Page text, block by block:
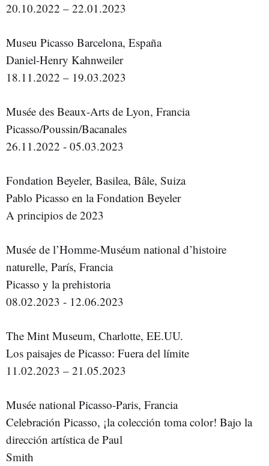
20.10.2022 – 22.01.2023
Museu Picasso Barcelona, España
Daniel-Henry Kahnweiler
18.11.2022 – 19.03.2023
Musée des Beaux-Arts de Lyon, Francia
Picasso/Poussin/Bacanales
26.11.2022 - 05.03.2023
Fondation Beyeler, Basilea, Bâle, Suiza
Pablo Picasso en la Fondation Beyeler
A principios de 2023
Musée de l’Homme-Muséum national d’histoire
naturelle, París, Francia
Picasso y la prehistoria
08.02.2023 - 12.06.2023
The Mint Museum, Charlotte, EE.UU.
Los paisajes de Picasso: Fuera del límite
11.02.2023 – 21.05.2023
Musée national Picasso-Paris, Francia
Celebración Picasso, ¡la colección toma color! Bajo la
dirección artística de Paul
Smith